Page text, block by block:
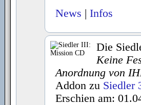
News | Infos
Die
Keine
Anordnung von
Addon zu Siedler
Erschien am: